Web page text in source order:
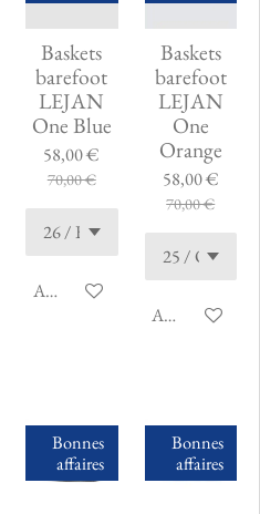
Baskets
barefoot
LEJAN
One Blue
58,00 €
70,00 €
Ajouter au panier
Baskets
barefoot
LEJAN
One
Orange
58,00 €
70,00 €
Ajouter au
Bonnes
affaires
Bonnes
affaires